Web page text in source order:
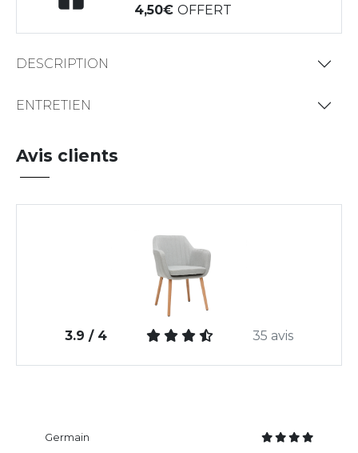
4,50OFFERT
DESCRIPTION
ENTRETIEN
Avis clients
3.9 / 4 35 avis
Germain